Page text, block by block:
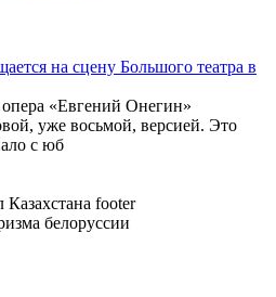
на сцену Большого театра в
«Евгений Онегин»
уже восьмой, версией. Это
с юб
белоруссии